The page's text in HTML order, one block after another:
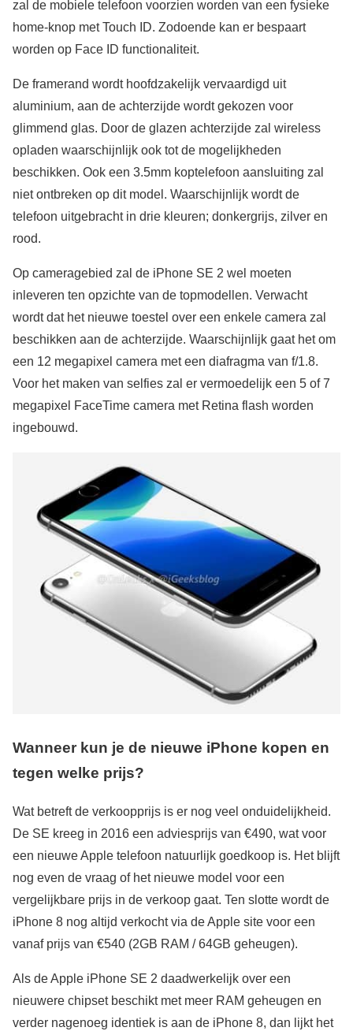
zal de mobiele telefoon voorzien worden van een fysieke
home-knop met Touch ID. Zodoende kan er bespaart
worden op Face ID functionaliteit.
De framerand wordt hoofdzakelijk vervaardigd uit
aluminium, aan de achterzijde wordt gekozen voor
glimmend glas. Door de glazen achterzijde zal wireless
opladen waarschijnlijk ook tot de mogelijkheden
beschikken. Ook een 3.5mm koptelefoon aansluiting zal
niet ontbreken op dit model. Waarschijnlijk wordt de
telefoon uitgebracht in drie kleuren; donkergrijs, zilver en
rood.
Op cameragebied zal de iPhone SE 2 wel moeten
inleveren ten opzichte van de topmodellen. Verwacht
wordt dat het nieuwe toestel over een enkele camera zal
beschikken aan de achterzijde. Waarschijnlijk gaat het om
een 12 megapixel camera met een diafragma van f/1.8.
Voor het maken van selfies zal er vermoedelijk een 5 of 7
megapixel FaceTime camera met Retina flash worden
ingebouwd.
Wanneer kun je de nieuwe iPhone kopen en
tegen welke prijs?
Wat betreft de verkoopprijs is er nog veel onduidelijkheid.
De SE kreeg in 2016 een adviesprijs van €490, wat voor
een nieuwe Apple telefoon natuurlijk goedkoop is. Het blijft
nog even de vraag of het nieuwe model voor een
vergelijkbare prijs in de verkoop gaat. Ten slotte wordt de
iPhone 8 nog altijd verkocht via de Apple site voor een
vanaf prijs van €540 (2GB RAM / 64GB geheugen).
Als de Apple iPhone SE 2 daadwerkelijk over een
nieuwere chipset beschikt met meer RAM geheugen en
verder nagenoeg identiek is aan de iPhone 8, dan lijkt het